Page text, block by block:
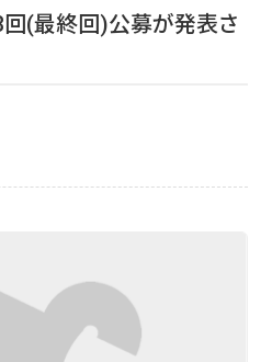
(最終回)公募が発表さ